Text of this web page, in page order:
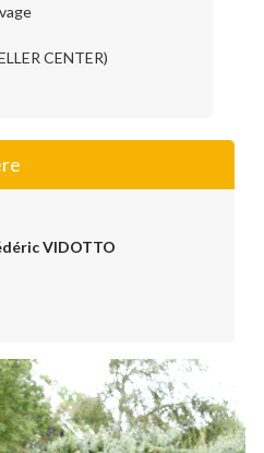
CENTER)
VIDOTTO